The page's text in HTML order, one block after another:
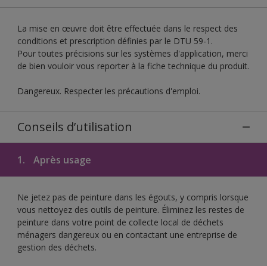
La mise en œuvre doit être effectuée dans le respect des
conditions et prescription définies par le DTU 59-1.
Pour toutes précisions sur les systèmes d'application, merci
de bien vouloir vous reporter à la fiche technique du produit.
Dangereux. Respecter les précautions d'emploi.
Conseils d’utilisation
1. Après usage
Ne jetez pas de peinture dans les égouts, y compris lorsque
vous nettoyez des outils de peinture. Éliminez les restes de
peinture dans votre point de collecte local de déchets
ménagers dangereux ou en contactant une entreprise de
gestion des déchets.